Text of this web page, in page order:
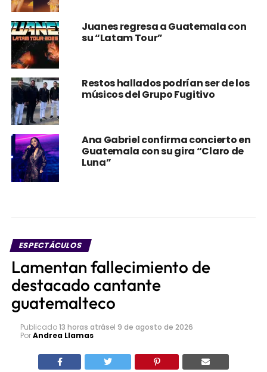
Juanes regresa a Guatemala con
su “Latam Tour”
Restos hallados podrían ser de los
músicos del Grupo Fugitivo
Ana Gabriel confirma concierto en
Guatemala con su gira “Claro de
Luna”
ESPECTÁCULOS
Lamentan fallecimiento de
destacado cantante
guatemalteco
Publicado13 horas atrásel 9 de agosto de 2026
PorAndrea Llamas